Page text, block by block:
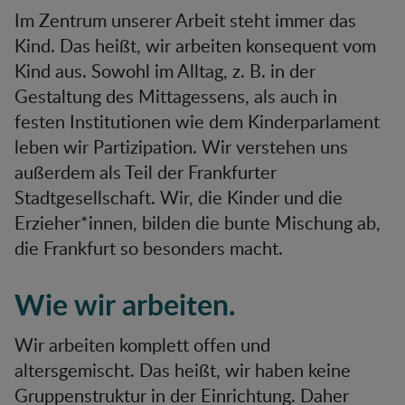
Im Zentrum unserer Arbeit steht immer das
Kind. Das heißt, wir arbeiten konsequent vom
Kind aus. Sowohl im Alltag, z. B. in der
Gestaltung des Mittagessens, als auch in
festen Institutionen wie dem Kinderparlament
leben wir Partizipation. Wir verstehen uns
außerdem als Teil der Frankfurter
Stadtgesellschaft. Wir, die Kinder und die
Erzieher*innen, bilden die bunte Mischung ab,
die Frankfurt so besonders macht.
Wie wir arbeiten.
Wir arbeiten komplett offen und
altersgemischt. Das heißt, wir haben keine
Gruppenstruktur in der Einrichtung. Daher